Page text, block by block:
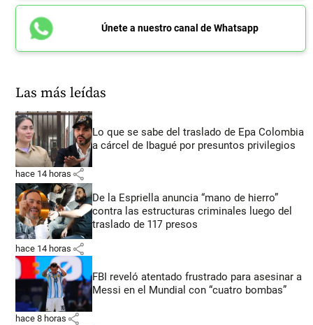
Únete a nuestro canal de Whatsapp
Las más leídas
Lo que se sabe del traslado de Epa Colombia
a cárcel de Ibagué por presuntos privilegios
hace 14 horas share
De la Espriella anuncia “mano de hierro”
contra las estructuras criminales luego del
traslado de 117 presos
hace 14 horas share
FBI reveló atentado frustrado para asesinar a
Messi en el Mundial con “cuatro bombas”
hace 8 horas share